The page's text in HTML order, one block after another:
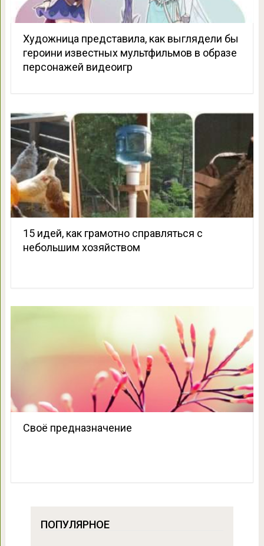
Художница представила, как выглядели бы
героини известных мультфильмов в образе
персонажей видеоигр
15 идей, как грамотно справляться с
небольшим хозяйством
Своё предназначение
ПОПУЛЯРНОЕ